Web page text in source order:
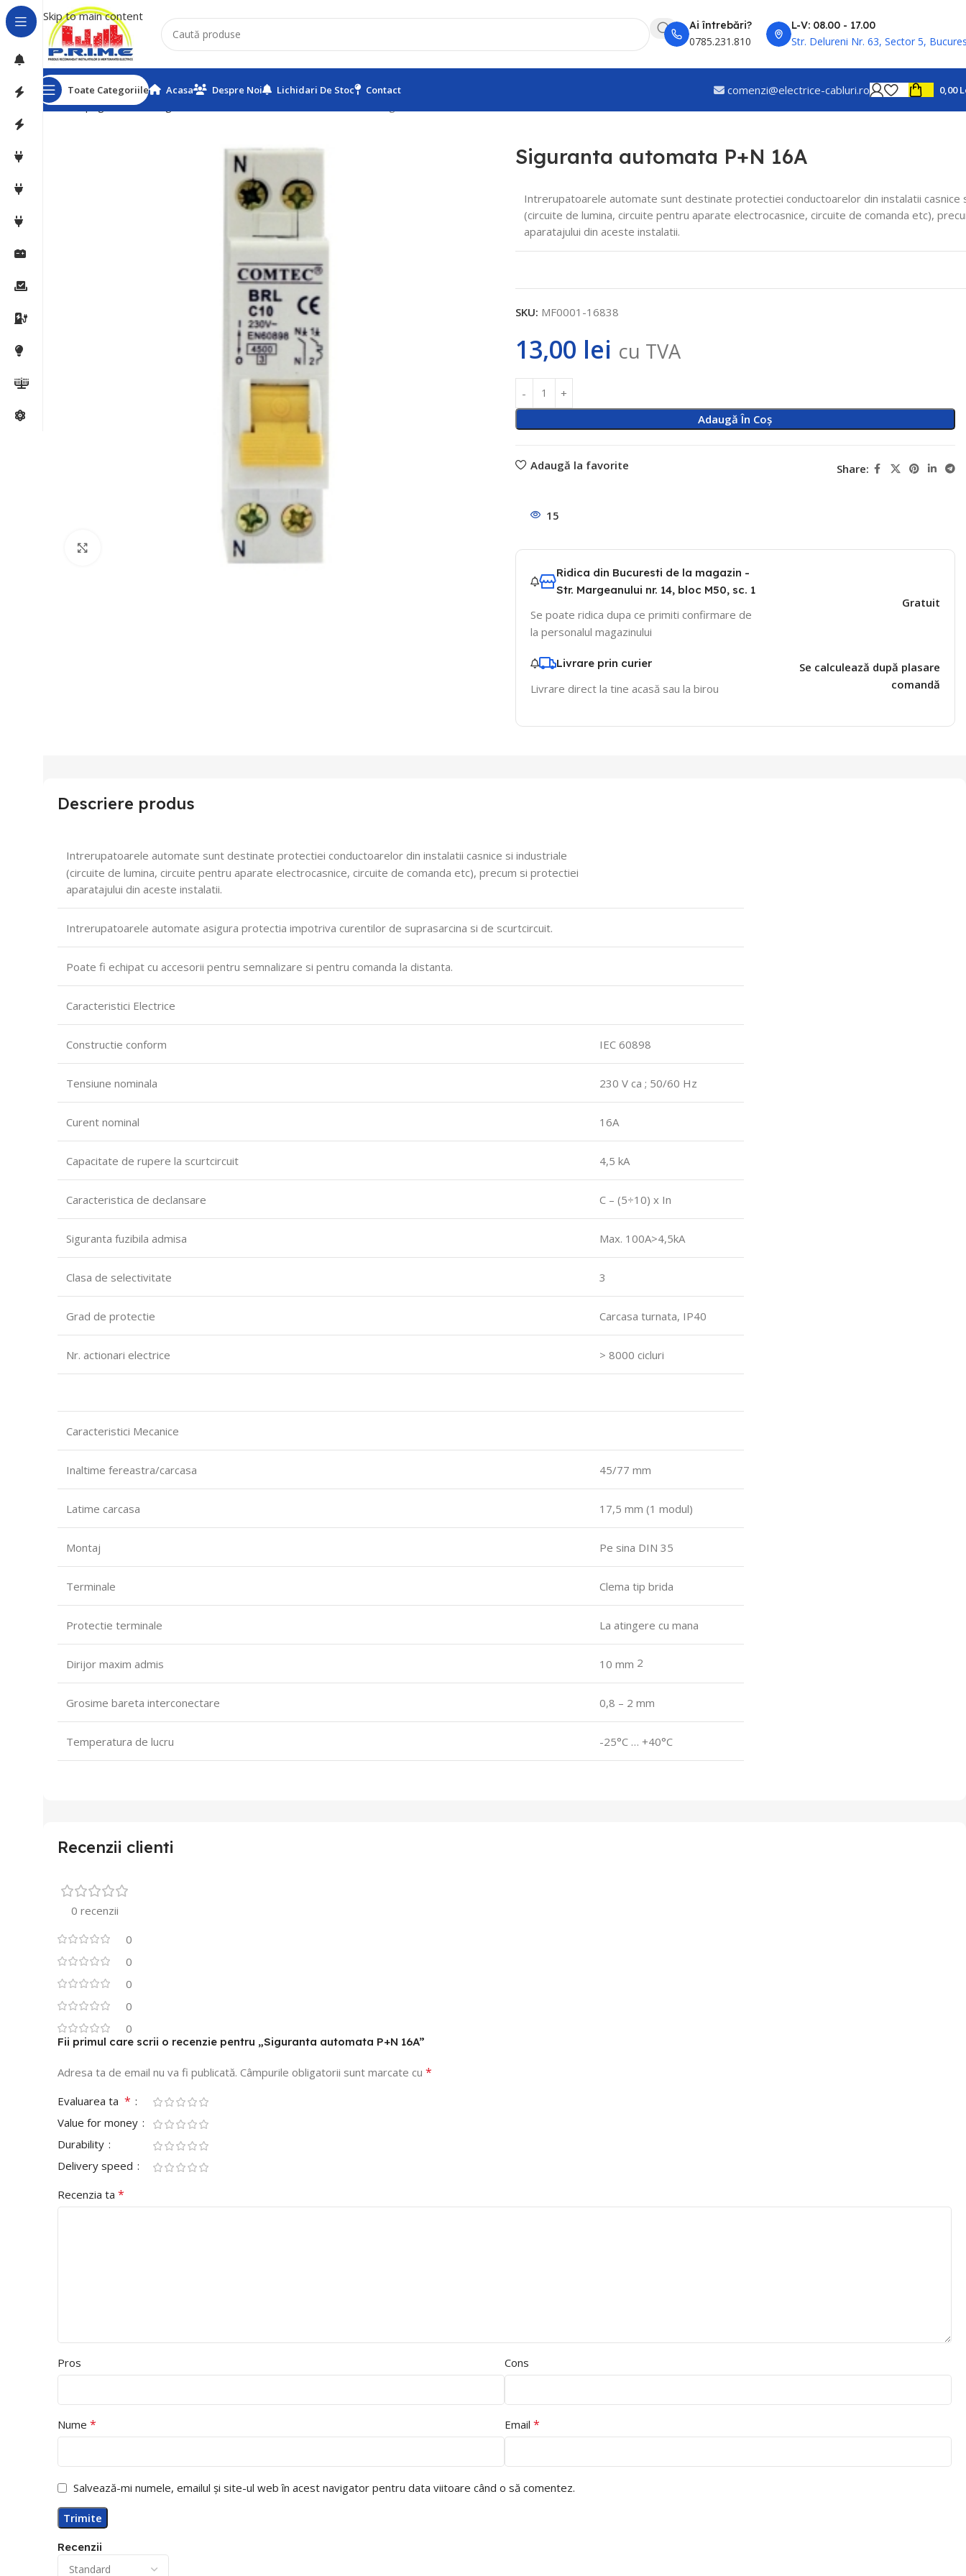
Skip to main content
Ai întrebări?
0785.231.810
L-V: 08.00 - 17.00
Str. Delureni Nr. 63, Sector 5,
Toate Categoriile Acasa Despre Noi Lichidari De Stoc Contact comenzi@electrice-cabluri.ro 0,00
Prima pagină Home
Siguranta automata P+N 16A
Intrerupatoarele automate sunt destinate protectiei conductoarelor din instalatii casnice
(circuite de lumina, circuite pentru aparate electrocasnice, circuite de comanda etc),
aparatajului din aceste instalatii.
SKU: MF0001-16838
13,00 lei cu TVA
Adaugă În Coș
Adaugă la favorite Share:
15
Ridica din Bucuresti de la magazin -
Str. Margeanului nr. 14, bloc M50, sc. 1
Se poate ridica dupa ce primiti confirmare de
la personalul magazinului
Gratuit
Livrare prin curier
Livrare direct la tine acasă sau la birou
Se calculează după plasare
comandă
Descriere produs
Intrerupatoarele automate sunt destinate protectiei conductoarelor din instalatii casnice si industriale
(circuite de lumina, circuite pentru aparate electrocasnice, circuite de comanda etc), precum si protectiei
aparatajului din aceste instalatii.
Intrerupatoarele automate asigura protectia impotriva curentilor de suprasarcina si de scurtcircuit.
Poate fi echipat cu accesorii pentru semnalizare si pentru comanda la distanta.
Caracteristici Electrice
Constructie conform IEC 60898
Tensiune nominala 230 V ca ; 50/60 Hz
Curent nominal 16A
Capacitate de rupere la scurtcircuit 4,5 kA
Caracteristica de declansare C – (5÷10) x In
Siguranta fuzibila admisa Max. 100A>4,5kA
Clasa de selectivitate 3
Grad de protectie Carcasa turnata, IP40
Nr. actionari electrice > 8000 cicluri
Caracteristici Mecanice
Inaltime fereastra/carcasa 45/77 mm
Latime carcasa 17,5 mm (1 modul)
Montaj Pe sina DIN 35
Terminale Clema tip brida
Protectie terminale La atingere cu mana
Dirijor maxim admis 10 mm 2
Grosime bareta interconectare 0,8 – 2 mm
Temperatura de lucru -25°C … +40°C
Recenzii clienti
0 recenzii
0
0
0
0
0
Recenzii
Fii primul care scrii o recenzie pentru „Siguranta automata P+N 16A”
Adresa ta de email nu va fi publicată. Câmpurile obligatorii sunt marcate cu *
Evaluarea ta *
Value for money
Durability
Delivery speed
Recenzia ta *
Pros Cons
Nume * Email *
Salvează-mi numele, emailul și site-ul web în acest navigator pentru data viitoare când o să comentez.